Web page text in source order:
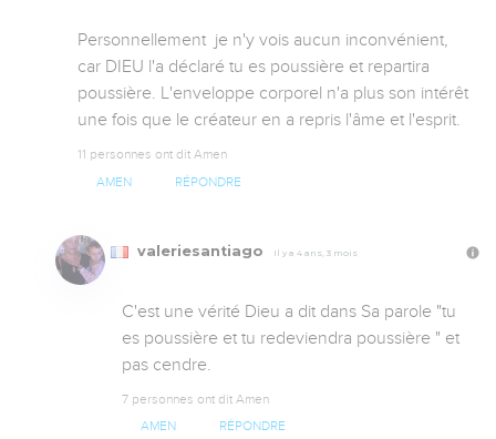
Personnellement  je n'y vois aucun inconvénient,
car DIEU l'a déclaré tu es poussière et repartira
poussière. L'enveloppe corporel n'a plus son intérêt
une fois que le créateur en a repris l'âme et l'esprit.
11 personnes ont dit Amen
AMEN RÉPONDRE
valeriesantiago Il y a 4 ans, 3 mois
C'est une vérité Dieu a dit dans Sa parole "tu
es poussière et tu redeviendra poussière " et
pas cendre.
7 personnes ont dit Amen
AMEN RÉPONDRE